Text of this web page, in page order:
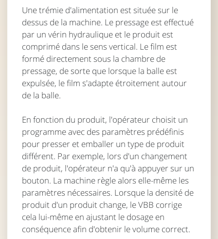
Une trémie d'alimentation est située sur le
dessus de la machine. Le pressage est effectué
par un vérin hydraulique et le produit est
comprimé dans le sens vertical. Le film est
formé directement sous la chambre de
pressage, de sorte que lorsque la balle est
expulsée, le film s'adapte étroitement autour
de la balle.
En fonction du produit, l'opérateur choisit un
programme avec des paramètres prédéfinis
pour presser et emballer un type de produit
différent. Par exemple, lors d'un changement
de produit, l'opérateur n'a qu'à appuyer sur un
bouton. La machine règle alors elle-même les
paramètres nécessaires. Lorsque la densité de
produit d'un produit change, le VBB corrige
cela lui-même en ajustant le dosage en
conséquence afin d'obtenir le volume correct.